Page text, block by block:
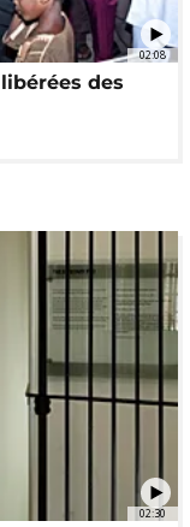
02:08
des
02:30